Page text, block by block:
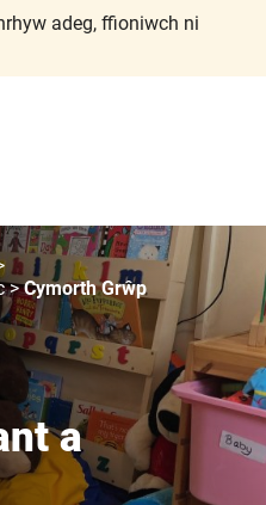
adeg, ffioniwch ni
>Cymorth Grŵp
a